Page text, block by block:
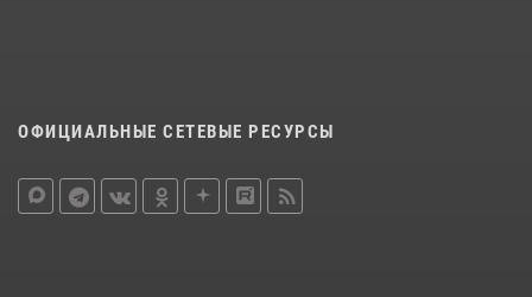
ОФИЦИАЛЬНЫЕ СЕТЕВЫЕ РЕСУРСЫ